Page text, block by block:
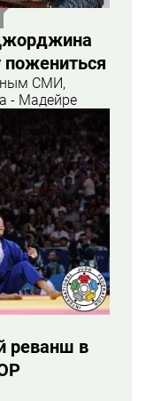
пожениться
СМИ,
- Мадейре
реванш в